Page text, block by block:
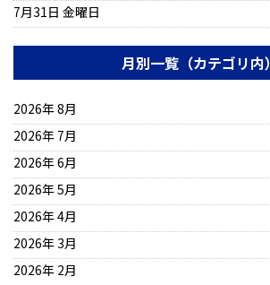
7月31日 金曜日
月別一覧（カテゴリ内）
2026年 8月
2026年 7月
2026年 6月
2026年 5月
2026年 4月
2026年 3月
2026年 2月